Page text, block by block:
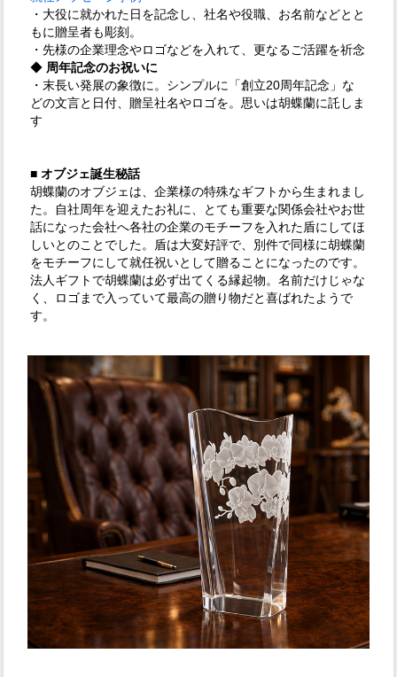
・大役に就かれた日を記念し、社名や役職、お名前などとと
もに贈呈者も彫刻。
・先様の企業理念やロゴなどを入れて、更なるご活躍を祈念
◆ 周年記念のお祝いに
・末長い発展の象徴に。シンプルに「創立20周年記念」な
どの文言と日付、贈呈社名やロゴを。思いは胡蝶蘭に託しま
す
■ オブジェ誕生秘話
胡蝶蘭のオブジェは、企業様の特殊なギフトから生まれまし
た。自社周年を迎えたお礼に、とても重要な関係会社やお世
話になった会社へ各社の企業のモチーフを入れた盾にしてほ
しいとのことでした。盾は大変好評で、別件で同様に胡蝶蘭
をモチーフにして就任祝いとして贈ることになったのです。
法人ギフトで胡蝶蘭は必ず出てくる縁起物。名前だけじゃな
く、ロゴまで入っていて最高の贈り物だと喜ばれたようで
す。